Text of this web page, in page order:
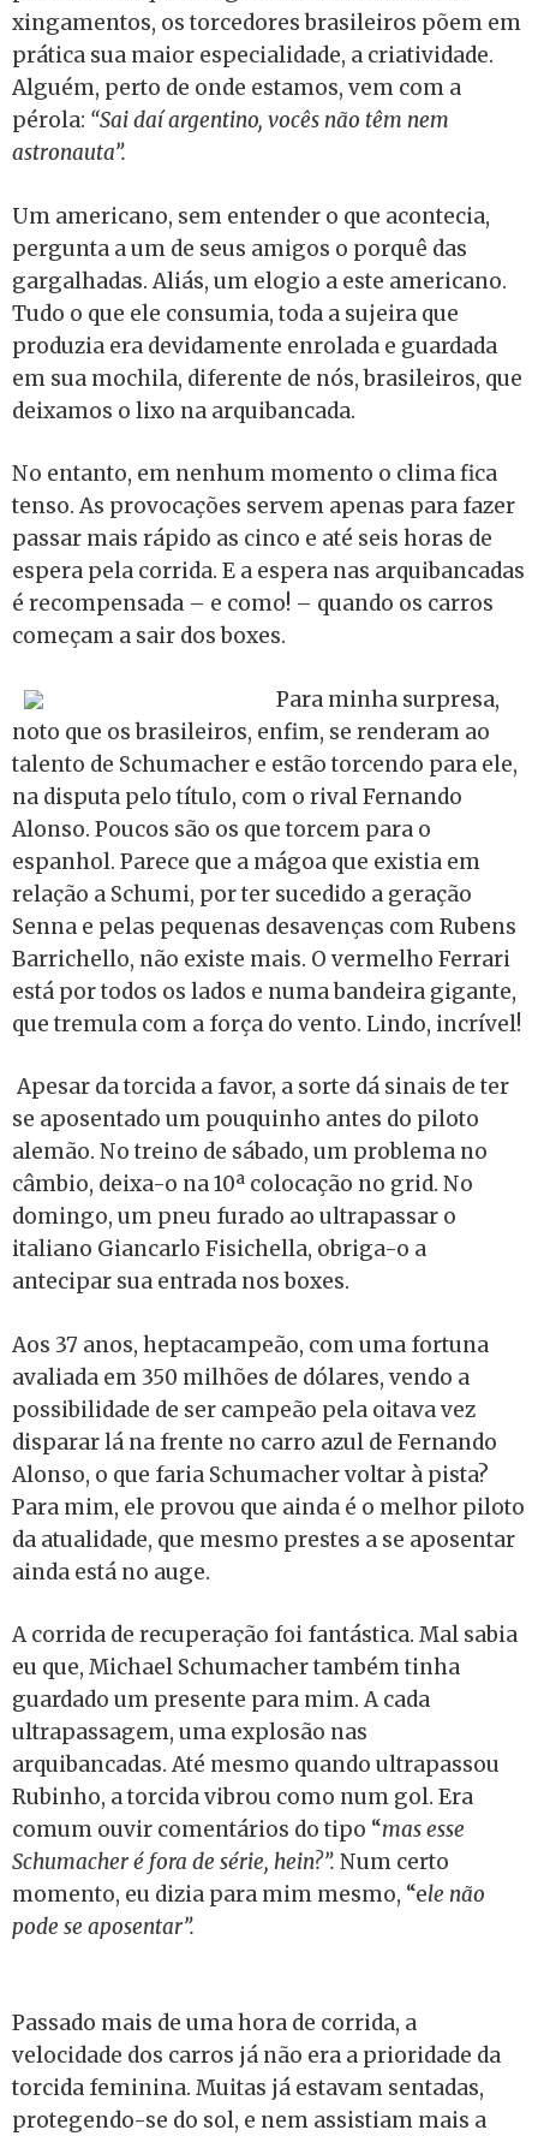
xingamentos, os torcedores brasileiros põem em
prática sua maior especialidade, a criatividade.
Alguém, perto de onde estamos, vem com a
pérola: “Sai daí argentino, vocês não têm nem
astronauta”.
Um americano, sem entender o que acontecia,
pergunta a um de seus amigos o porquê das
gargalhadas. Aliás, um elogio a este americano.
Tudo o que ele consumia, toda a sujeira que
produzia era devidamente enrolada e guardada
em sua mochila, diferente de nós, brasileiros, que
deixamos o lixo na arquibancada.
No entanto, em nenhum momento o clima fica
tenso. As provocações servem apenas para fazer
passar mais rápido as cinco e até seis horas de
espera pela corrida. E a espera nas arquibancadas
é recompensada – e como! – quando os carros
começam a sair dos boxes.
Para minha surpresa,
noto que os brasileiros, enfim, se renderam ao
talento de Schumacher e estão torcendo para ele,
na disputa pelo título, com o rival Fernando
Alonso. Poucos são os que torcem para o
espanhol. Parece que a mágoa que existia em
relação a Schumi, por ter sucedido a geração
Senna e pelas pequenas desavenças com Rubens
Barrichello, não existe mais. O vermelho Ferrari
está por todos os lados e numa bandeira gigante,
que tremula com a força do vento. Lindo, incrível!
Apesar da torcida a favor, a sorte dá sinais de ter
se aposentado um pouquinho antes do piloto
alemão. No treino de sábado, um problema no
câmbio, deixa-o na 10ª colocação no grid. No
domingo, um pneu furado ao ultrapassar o
italiano Giancarlo Fisichella, obriga-o a
antecipar sua entrada nos boxes.
Aos 37 anos, heptacampeão, com uma fortuna
avaliada em 350 milhões de dólares, vendo a
possibilidade de ser campeão pela oitava vez
disparar lá na frente no carro azul de Fernando
Alonso, o que faria Schumacher voltar à pista?
Para mim, ele provou que ainda é o melhor piloto
da atualidade, que mesmo prestes a se aposentar
ainda está no auge.
A corrida de recuperação foi fantástica. Mal sabia
eu que, Michael Schumacher também tinha
guardado um presente para mim. A cada
ultrapassagem, uma explosão nas
arquibancadas. Até mesmo quando ultrapassou
Rubinho, a torcida vibrou como num gol. Era
comum ouvir comentários do tipo “mas esse
Schumacher é fora de série, hein?”. Num certo
momento, eu dizia para mim mesmo, “ele não
pode se aposentar”.
Passado mais de uma hora de corrida, a
velocidade dos carros já não era a prioridade da
torcida feminina. Muitas já estavam sentadas,
protegendo-se do sol, e nem assistiam mais a